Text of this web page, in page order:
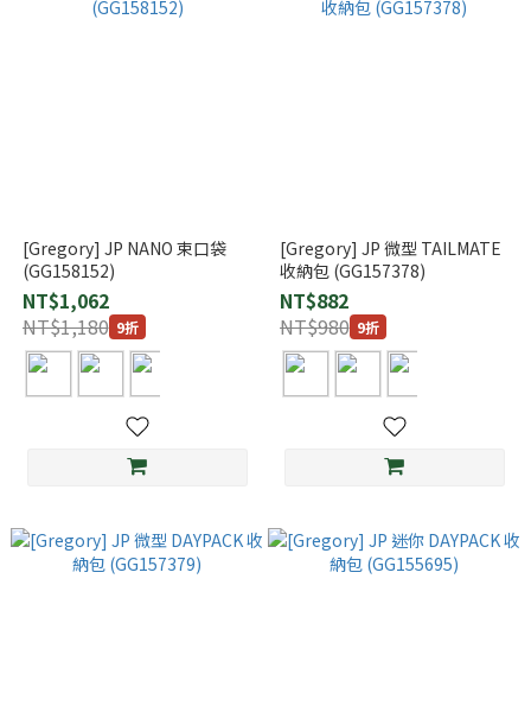
[Gregory] JP NANO 束口袋
(GG158152)
NT$1,062
NT$1,180 9折
[Gregory] JP 微型 TAILMATE
收納包 (GG157378)
NT$882
NT$980 9折